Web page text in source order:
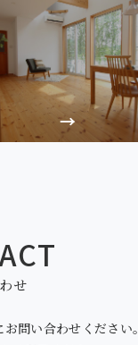
せ
問い合わせください。